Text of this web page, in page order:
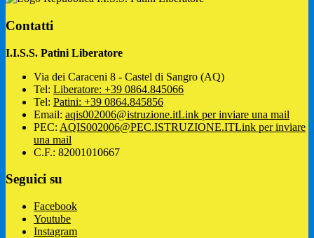
Contatti
I.I.S.S. Patini Liberatore
Via dei Caraceni 8 - Castel di Sangro (AQ)
Tel: Liberatore: +39 0864.845066
Tel: Patini: +39 0864.845856
Email: aqis002006@istruzione.itLink per inviare una mail
PEC: AQIS002006@PEC.ISTRUZIONE.ITLink per inviare
una mail
C.F.: 82001010667
Seguici su
Facebook
Youtube
Instagram